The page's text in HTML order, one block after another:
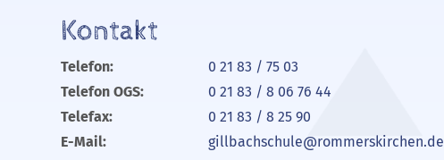
Kontakt
Telefon:
0 21 83 / 75 03
Telefon OGS:
0 21 83 / 8 06 76 44
Telefax:
0 21 83 / 8 25 90
E-Mail:
gillbachschule@rommerskirchen.de